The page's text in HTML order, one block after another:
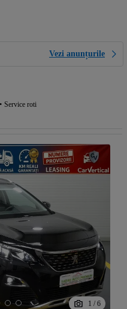
Vezi anunțurile
Service roti
1 / 6